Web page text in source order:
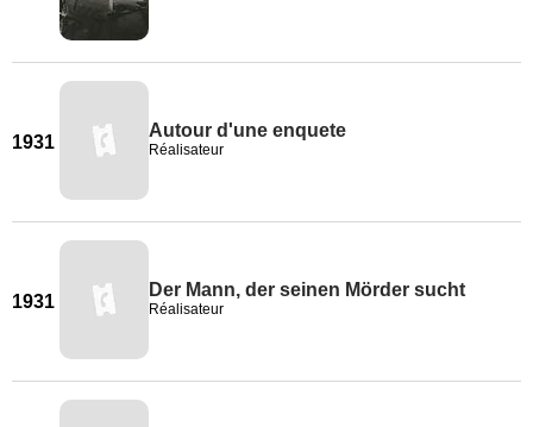
1931
Autour d'une enquete
Réalisateur
1931
Der Mann, der seinen Mörder sucht
Réalisateur